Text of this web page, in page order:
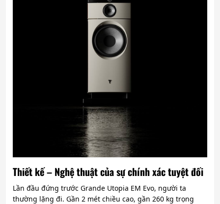
Thiết kế – Nghệ thuật của sự chính xác tuyệt đối
Lần đầu đứng trước Grande Utopia EM Evo, người ta
thường lặng đi. Gần 2 mét chiều cao, gần 260 kg trọng